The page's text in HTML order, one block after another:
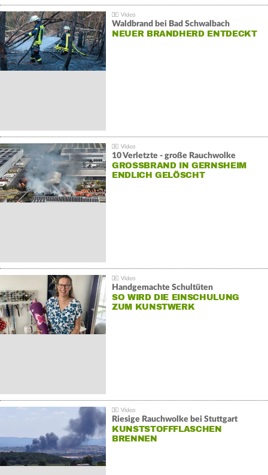
Waldbrand bei Bad Schwalbach
NEUER BRANDHERD ENTDECKT
10 Verletzte - große Rauchwolke
GROSSBRAND IN GERNSHEIM E
NDLICH GELÖSCHT
Handgemachte Schultüten
SO WIRD DIE EINSCHULUNG
ZUM KUNSTWERK
Riesige Rauchwolke bei Stuttgart
KUNSTSTOFFFLASCHEN
BRENNEN